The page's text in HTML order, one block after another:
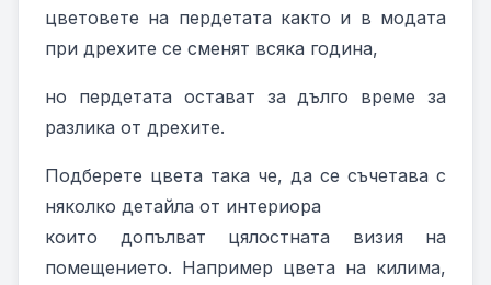
цветовете на пердетата както и в модата
при дрехите се сменят всяка година,
но пердетата остават за дълго време за
разлика от дрехите.
Подберете цвета така че, да се съчетава с
няколко детайла от интериора
които допълват цялостната визия на
помещението. Например цвета на килима,